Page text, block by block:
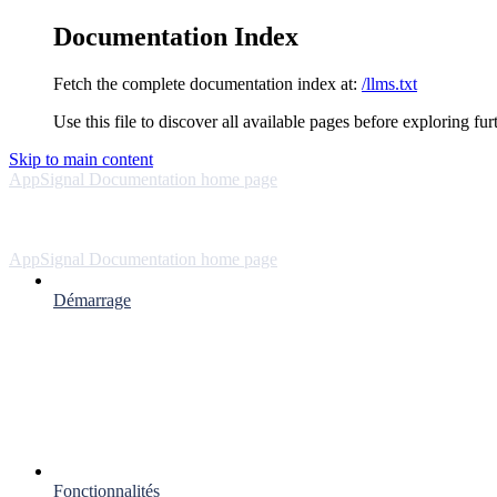
Documentation Index
Fetch the complete documentation index at: /llms.txt
Use this file to discover all available pages before exploring
Skip to main content
AppSignal Documentation home page
AppSignal Documentation home page
Démarrage
Fonctionnalités